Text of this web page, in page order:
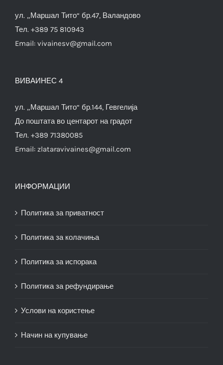
ул. „Маршал Тито“ бр.47, Валандово
Тел. +389 75 810943
Email: vivainesv@gmail.com
ВИВАИНЕС 4
ул. „Маршал Тито“ бр.144, Гевгелија
До поштата во центарот на градот
Тел. +389 71380085
Email: zlataravivaines@gmail.com
ИНФОРМАЦИИ
Политика за приватност
Политика за колачиња
Политика за испорака
Политика за рефундирање
Услови на користење
Начин на купување